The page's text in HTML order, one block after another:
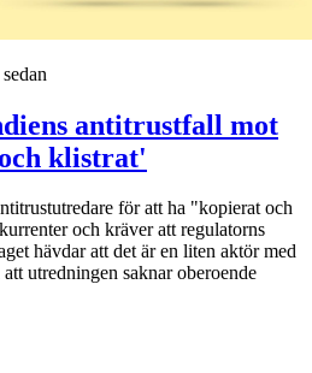
antitrustfall mot
klistrat'
för att ha "kopierat och
och kräver att regulatorns
hävdar att det är en liten aktör med
utredningen saknar oberoende